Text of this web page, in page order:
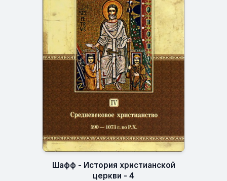
Шафф - История христианской
церкви - 4